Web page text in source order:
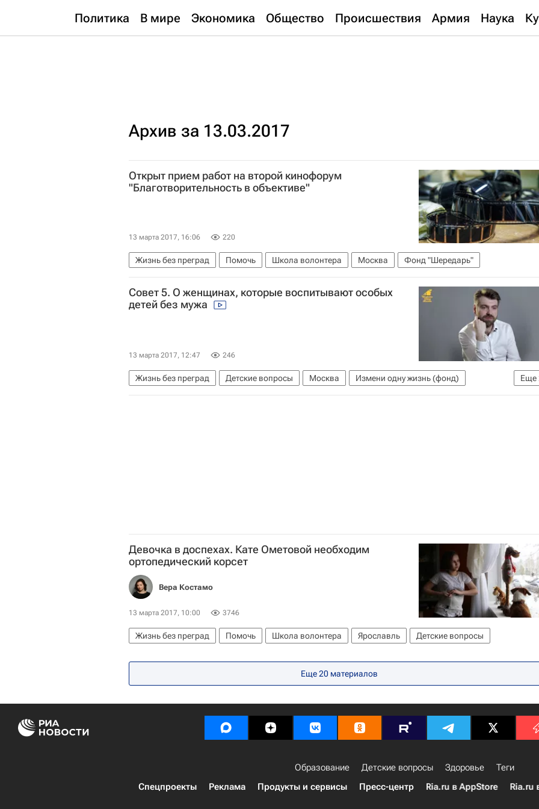
Политика В мире Экономика Общество Происшествия Армия Наука
Архив за 13.03.2017
Открыт прием работ на второй кинофорум
"Благотворительность в объективе"
13 марта 2017, 16:06 220
Жизнь без преград Помочь Школа волонтера Москва Фонд "Шередарь"
Совет 5. О женщинах, которые воспитывают особых
детей без мужа
13 марта 2017, 12:47 246
Еще
Жизнь без преград Детские вопросы Москва
Измени одну жизнь (фонд)
Видеосоветы для родителей солнечных детей
Здоровье
Девочка в доспехах. Кате Ометовой необходим
ортопедический корсет
Вера Костамо
13 марта 2017, 10:00 3746
Жизнь без преград Помочь Школа волонтера Ярославль Детские вопросы
Еще 20 материалов
Образование Детские вопросы Здоровье
Теги
Спецпроекты
Реклама Продукты и сервисы Пресс-центр Ria.ru в AppStore Ria.ru